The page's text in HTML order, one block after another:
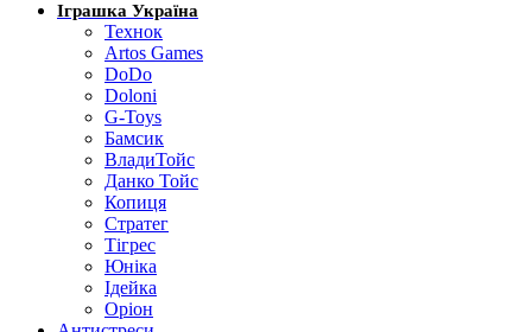
Іграшка Україна
Технок
Artos Games
DoDo
Doloni
G-Toys
Бамсик
ВладиТойс
Данко Тойс
Копиця
Стратег
Тігрес
Юніка
Ідейка
Оріон